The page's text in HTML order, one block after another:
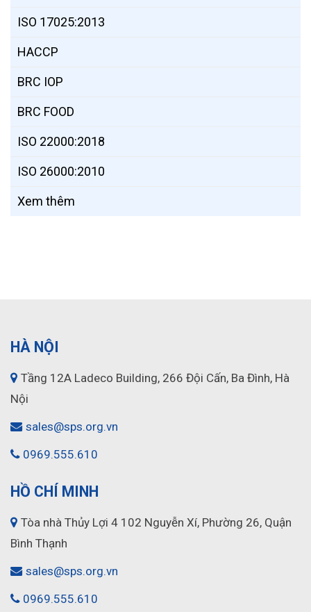
ISO 17025:2013
HACCP
BRC IOP
BRC FOOD
ISO 22000:2018
ISO 26000:2010
Xem thêm
HÀ NỘI
Tầng 12A Ladeco Building, 266 Đội Cấn, Ba Đình, Hà
Nội
sales@sps.org.vn
0969.555.610
HỒ CHÍ MINH
Tòa nhà Thủy Lợi 4 102 Nguyễn Xí, Phường 26, Quận
Bình Thạnh
sales@sps.org.vn
0969.555.610